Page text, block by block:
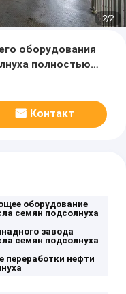
2/2
оборудования
полностью
Контакт
оборудование
семян подсолнуха
завода
семян подсолнуха
переработки нефти